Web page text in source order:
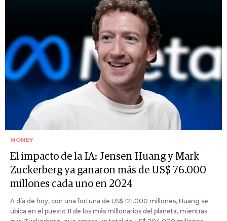
MONEY
El impacto de la IA: Jensen Huang y Mark
Zuckerberg ya ganaron más de US$ 76.000
millones cada uno en 2024
A día de hoy, con una fortuna de US$ 121.000 millones, Huang se
ubica en el puesto 11 de los más millonarios del planeta, mientras